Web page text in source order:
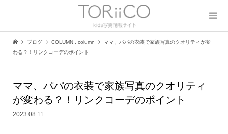
ブログ COLUMN column
ママ、パパの衣装で家族写真のクオリティが変
わる？！リンクコーデのポイント
ママ、パパの衣装で家族写真のクオリティ
が変わる？！リンクコーデのポイント
2023.08.11